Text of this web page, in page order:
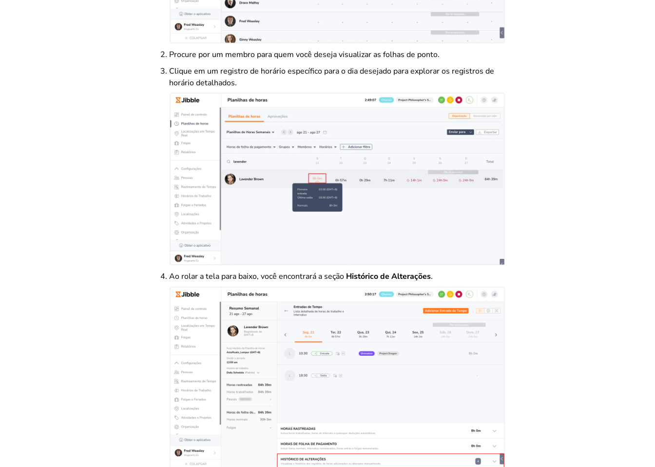
Procure por um membro para quem você deseja visualizar as folhas de ponto.
Clique em um registro de horário específico para o dia desejado para explorar os registros de
horário detalhados.
Ao rolar a tela para baixo, você encontrará a seção Histórico de Alterações.